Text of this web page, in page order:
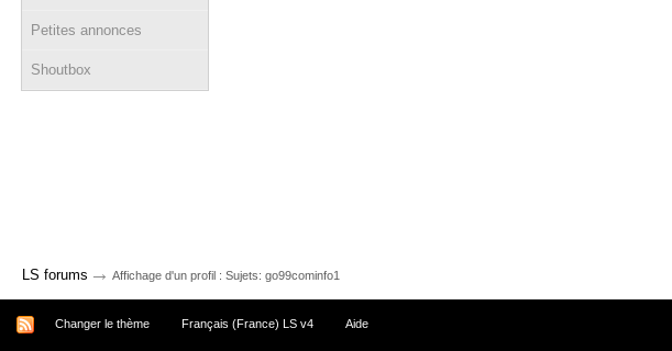
Petites annonces
Shoutbox
LS forums → Affichage d'un profil : Sujets: go99cominfo1
Changer le thème Français (France) LS v4 Aide